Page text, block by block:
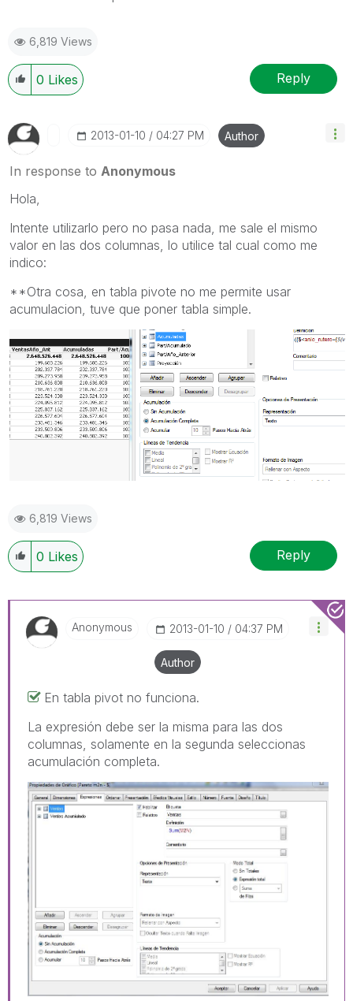
6,819 Views
0 Likes Reply
‎2013-01-10 04:27 PM Author
In response to Anonymous
Hola,
Intente utilizarlo pero no pasa nada, me sale el mismo
valor en las dos columnas, lo utilice tal cual como me
indico:
**Otra cosa, en tabla pivote no me permite usar
acumulacion, tuve que poner tabla simple.
6,819 Views
0 Likes Reply
Anonymous ‎2013-01-10 04:37 PM
Author
En tabla pivot no funciona.
La expresión debe ser la misma para las dos
columnas, solamente en la segunda seleccionas
acumulación completa.